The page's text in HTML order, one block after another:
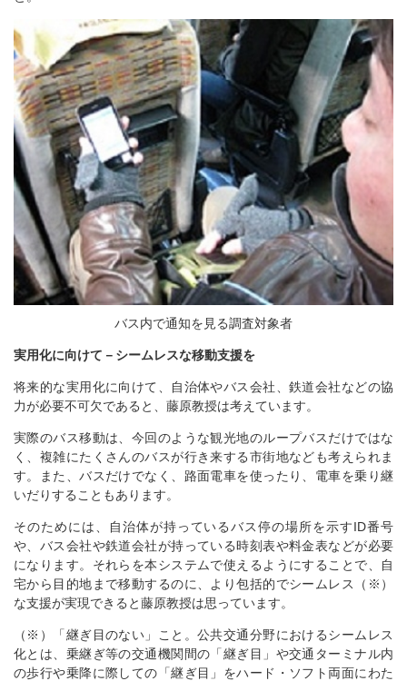
バス内で通知を見る調査対象者
実用化に向けて－シームレスな移動支援を
将来的な実用化に向けて、自治体やバス会社、鉄道会社などの協
力が必要不可欠であると、藤原教授は考えています。
実際のバス移動は、今回のような観光地のループバスだけではな
く、複雑にたくさんのバスが行き来する市街地なども考えられま
す。また、バスだけでなく、路面電車を使ったり、電車を乗り継
いだりすることもあります。
そのためには、自治体が持っているバス停の場所を示すID番号
や、バス会社や鉄道会社が持っている時刻表や料金表などが必要
になります。それらを本システムで使えるようにすることで、自
宅から目的地まで移動するのに、より包括的でシームレス（※）
な支援が実現できると藤原教授は思っています。
（※）「継ぎ目のない」こと。公共交通分野におけるシームレス
化とは、乗継ぎ等の交通機関間の「継ぎ目」や交通ターミナル内
の歩行や乗降に際しての「継ぎ目」をハード・ソフト両面にわた